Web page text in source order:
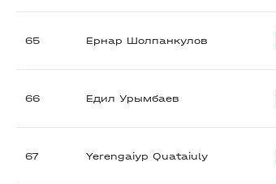
65 Ернар Шолпанкулов
66 Едил Урымбаев
67 Yerengaiyp Quataiuly